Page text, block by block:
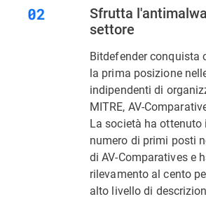
Sfrutta
settore
Bitdefender conquista
la prima posizione
indipendenti di
MITRE, AV-
La società ha
numero di primi posti
di AV-Comparatives e
rilevamento al cento
alto livello di